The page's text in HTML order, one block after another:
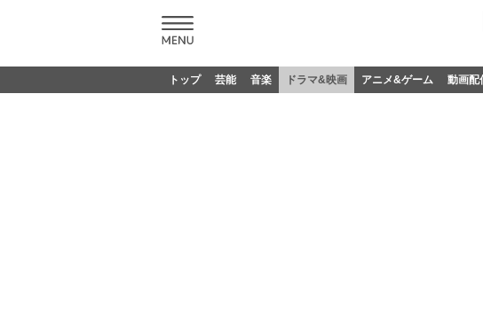
トップ 芸能 音楽 ドラマ&映画 アニメ&ゲーム 動画配